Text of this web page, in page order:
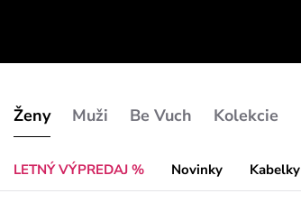
Ženy
LETNÝ VÝPREDAJ % Novinky Kabelky
Muži Be Vuch Kolekcie